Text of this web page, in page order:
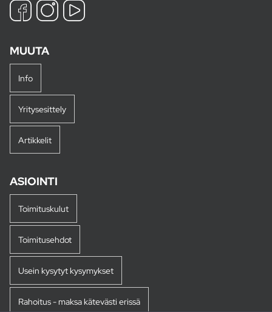
MUUTA
Info
Yritysesittely
Artikkelit
ASIOINTI
Toimituskulut
Toimitusehdot
Usein kysytyt kysymykset
Rahoitus - maksa kätevästi erissä